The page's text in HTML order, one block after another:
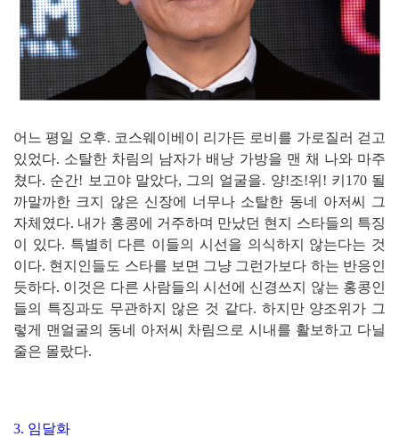
어느 평일 오후. 코스웨이베이 리가든 로비를 가로질러 걷고
있었다. 소탈한 차림의 남자가 배낭 가방을 맨 채 나와 마주
쳤다. 순간! 보고야 말았다, 그의 얼굴을. 양!조!위! 키170 될
까말까한 크지 않은 신장에 너무나 소탈한 동네 아저씨 그
자체였다. 내가 홍콩에 거주하며 만났던 현지 스타들의 특징
이 있다. 특별히 다른 이들의 시선을 의식하지 않는다는 것
이다. 현지인들도 스타를 보면 그냥 그런가보다 하는 반응인
듯하다. 이것은 다른 사람들의 시선에 신경쓰지 않는 홍콩인
들의 특징과도 무관하지 않은 것 같다. 하지만 양조위가 그
렇게 맨얼굴의 동네 아저씨 차림으로 시내를 활보하고 다닐
줄은 몰랐다.
3. 임달화